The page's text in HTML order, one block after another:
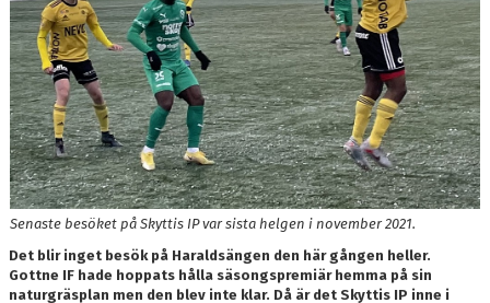
SKYTTELIGOR
MATCHFAKTA
Senaste besöket på Skyttis IP var sista helgen i november 2021.
Det blir inget besök på Haraldsängen den här gången heller.
Gottne IF hade hoppats hålla säsongspremiär hemma på sin
naturgräsplan men den blev inte klar. Då är det Skyttis IP inne i